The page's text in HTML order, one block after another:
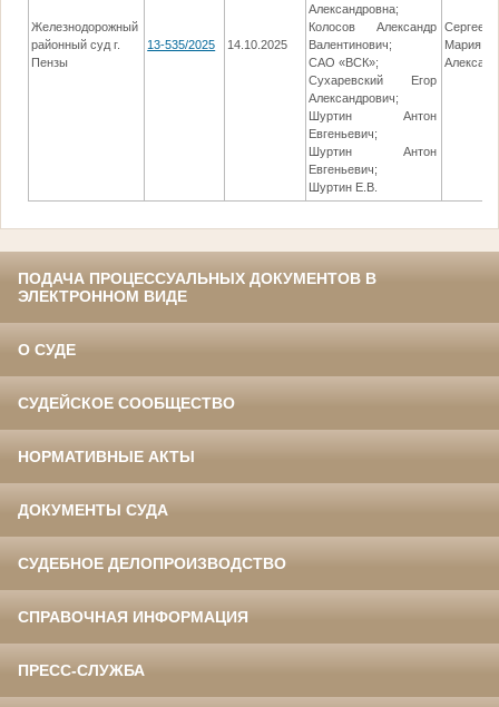
Железнодорожный
районный суд г.
Пензы
13-535/2025 14.10.2025
Александровна;
Колосов Александр
Валентинович;
САО «ВСК»;
Сухаревский Егор
Александрович;
Шуртин Антон
Евгеньевич;
Шуртин Антон
Евгеньевич;
Шуртин Е.В.
Сергеева
Мария
ПОДАЧА ПРОЦЕССУАЛЬНЫХ ДОКУМЕНТОВ В
ЭЛЕКТРОННОМ ВИДЕ
О СУДЕ
СУДЕЙСКОЕ СООБЩЕСТВО
НОРМАТИВНЫЕ АКТЫ
ДОКУМЕНТЫ СУДА
СУДЕБНОЕ ДЕЛОПРОИЗВОДСТВО
СПРАВОЧНАЯ ИНФОРМАЦИЯ
ПРЕСС-СЛУЖБА